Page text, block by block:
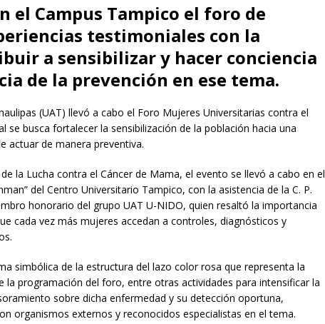
el Campus Tampico el foro de
testimoniales con la
a sensibilizar y hacer conciencia
de la prevención en ese tema.
(UAT) llevó a cabo el Foro Mujeres Universitarias contra el
se busca fortalecer la sensibilización de la población hacia una
actuar de manera preventiva.
la Lucha contra el Cáncer de Mama, el evento se llevó a cabo en el
del Centro Universitario Tampico, con la asistencia de la C. P.
honorario del grupo UAT U-NIDO, quien resaltó la importancia
cada vez más mujeres accedan a controles, diagnósticos y
simbólica de la estructura del lazo color rosa que representa la
la programación del foro, entre otras actividades para intensificar la
sobre dicha enfermedad y su detección oportuna,
organismos externos y reconocidos especialistas en el tema.